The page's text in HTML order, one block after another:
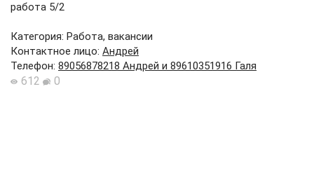
работа 5/2
Категория: Работа, вакансии
Контактное лицо: Андрей
Телефон: 89056878218 Андрей и 89610351916 Галя
612 0